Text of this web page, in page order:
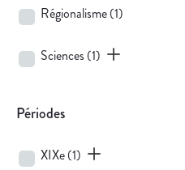
Régionalisme(1)
Sciences (1)
Périodes
XIXe(1)